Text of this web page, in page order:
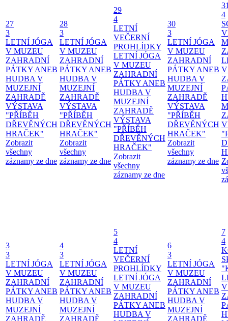
27
3
LETNÍ JÓGA
V MUZEU
ZAHRADNÍ
PÁTKY ANEB
HUDBA V
MUZEJNÍ
ZAHRADĚ
VÝSTAVA
"PŘÍBĚH
DŘEVĚNÝCH
HRAČEK"
Zobrazit
všechny
záznamy ze dne
28
3
LETNÍ JÓGA
V MUZEU
ZAHRADNÍ
PÁTKY ANEB
HUDBA V
MUZEJNÍ
ZAHRADĚ
VÝSTAVA
"PŘÍBĚH
DŘEVĚNÝCH
HRAČEK"
Zobrazit
všechny
záznamy ze dne
29
4
LETNÍ
VEČERNÍ
PROHLÍDKY
LETNÍ JÓGA
V MUZEU
ZAHRADNÍ
PÁTKY ANEB
HUDBA V
MUZEJNÍ
ZAHRADĚ
VÝSTAVA
"PŘÍBĚH
DŘEVĚNÝCH
HRAČEK"
Zobrazit
všechny
záznamy ze dne
30
3
LETNÍ JÓGA
V MUZEU
ZAHRADNÍ
PÁTKY ANEB
HUDBA V
MUZEJNÍ
ZAHRADĚ
VÝSTAVA
"PŘÍBĚH
DŘEVĚNÝCH
HRAČEK"
Zobrazit
všechny
záznamy ze dne
4
3
3
LETNÍ JÓGA
V MUZEU
ZAHRADNÍ
PÁTKY ANEB
HUDBA V
MUZEJNÍ
ZAHRADĚ
4
3
LETNÍ JÓGA
V MUZEU
ZAHRADNÍ
PÁTKY ANEB
HUDBA V
MUZEJNÍ
ZAHRADĚ
5
4
LETNÍ
VEČERNÍ
PROHLÍDKY
LETNÍ JÓGA
V MUZEU
ZAHRADNÍ
PÁTKY ANEB
HUDBA V
6
3
LETNÍ JÓGA
V MUZEU
ZAHRADNÍ
PÁTKY ANEB
HUDBA V
MUZEJNÍ
ZAHRADĚ
7
4